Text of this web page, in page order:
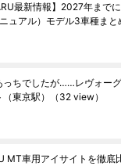
最新情報】2027年まで
ュアル）モデル3車種まと
っちでしたが……レヴォー
東京駅）
（32 view）
MT車用アイサイトを徹底